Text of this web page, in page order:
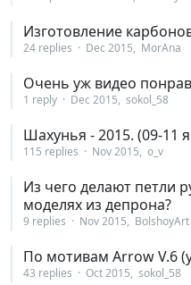
Изготовление
24 replies Dec 2015 MorAna
Очень уж видео
1 reply Dec 2015 sokol_58
Шахунья - 2015. (09-11
115 replies Nov 2015 o_v
Из чего делают петли
моделях из депрона?
9 replies Nov 2015 BolshoyArt
По мотивам Arrow V.6
43 replies Oct 2015 sokol_58